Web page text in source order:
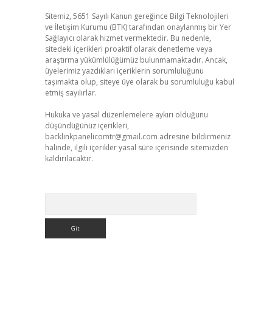
Sitemiz, 5651 Sayılı Kanun gereğince Bilgi Teknolojileri
ve İletişim Kurumu (BTK) tarafından onaylanmış bir Yer
Sağlayıcı olarak hizmet vermektedir. Bu nedenle,
sitedeki içerikleri proaktif olarak denetleme veya
araştırma yükümlülüğümüz bulunmamaktadır. Ancak,
üyelerimiz yazdıkları içeriklerin sorumluluğunu
taşımakta olup, siteye üye olarak bu sorumluluğu kabul
etmiş sayılırlar.
Hukuka ve yasal düzenlemelere aykırı olduğunu
düşündüğünüz içerikleri,
backlinkpanelicomtr@gmail.com adresine bildirmeniz
halinde, ilgili içerikler yasal süre içerisinde sitemizden
kaldırılacaktır.